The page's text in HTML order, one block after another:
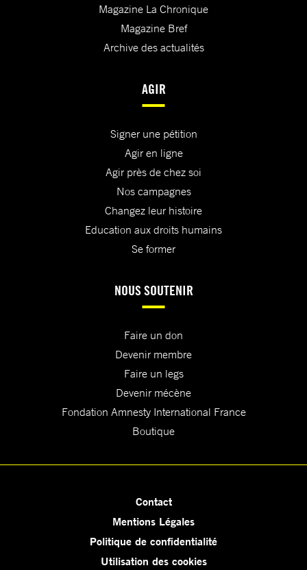
Magazine La Chronique
Magazine Bref
Archive des actualités
AGIR
Signer une pétition
Agir en ligne
Agir près de chez soi
Nos campagnes
Changez leur histoire
Education aux droits humains
Se former
NOUS SOUTENIR
Faire un don
Devenir membre
Faire un legs
Devenir mécène
Fondation Amnesty International France
Boutique
Contact
Mentions Légales
Politique de confidentialité
Utilisation des cookies